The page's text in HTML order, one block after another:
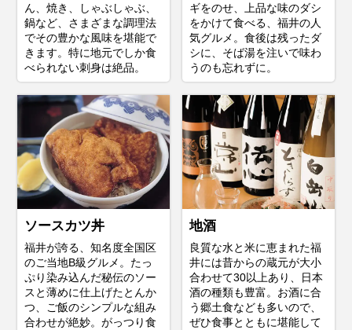
ん、焼き、しゃぶしゃぶ、
鍋など、さまざまな調理法
でその豊かな風味を堪能で
きます。特に地元でしか食
べられない刺身は絶品。
ギをのせ、上品な味のダシ
をかけて食べる、福井の人
気グルメ。食後は残ったダ
シに、そば湯を注いで味わ
うのも忘れずに。
ソースカツ丼
福井が誇る、知名度全国区
のご当地B級グルメ。たっ
ぷり染み込んだ秘伝のソー
スと薄めに仕上げたとんか
つ、ご飯のシンプルな組み
合わせが絶妙。がっつり食
地酒
良質な水と米に恵まれた福
井には昔からの蔵元が大小
合わせて30以上あり、日本
酒の種類も豊富。お酒に合
う郷土食なども多いので、
ぜひ食事とともに堪能して